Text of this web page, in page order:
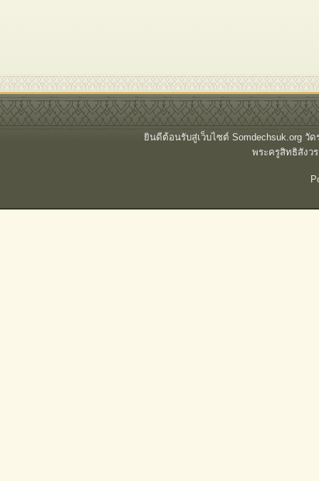
ยินดีต้อนรับสู่เว็บไซต์ Somdechsuk.org วั
พระครูสิทธิสัง